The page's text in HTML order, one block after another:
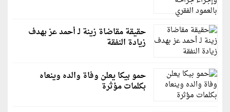
حقيقة مقاضاة زينة لـ أحمد عز بهدف
زيادة النفقة
حمو بيكا يعلن وفاة والده وينعاه
بكلمات مؤثرة